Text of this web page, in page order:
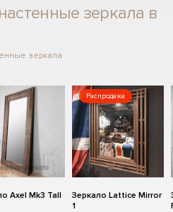
зеркала в
зеркала
Axel Mk3 Tall
Распродажа
Зеркало Lattice Mirror
1